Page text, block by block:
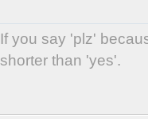
If you say 'plz'
shorter than 'yes'.